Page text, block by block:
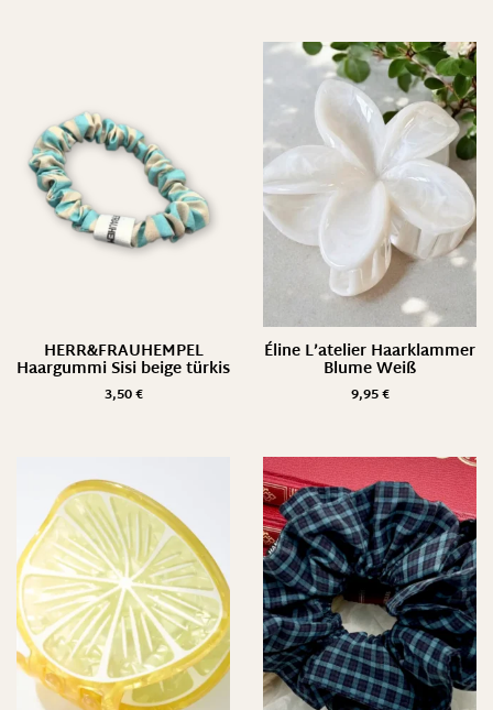
HERR&FRAUHEMPEL
Haargummi Sisi beige türkis
3,50€
Éline L’atelier Haarklammer
Blume Weiß
9,95€